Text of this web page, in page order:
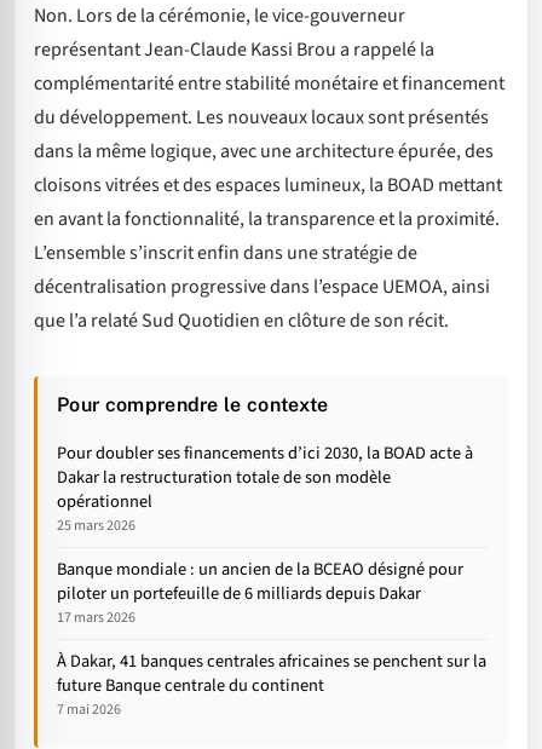
Non. Lors de la cérémonie, le vice-gouverneur
représentant Jean-Claude Kassi Brou a rappelé la
complémentarité entre stabilité monétaire et financement
du développement. Les nouveaux locaux sont présentés
dans la même logique, avec une architecture épurée, des
cloisons vitrées et des espaces lumineux, la BOAD mettant
en avant la fonctionnalité, la transparence et la proximité.
L’ensemble s’inscrit enfin dans une stratégie de
décentralisation progressive dans l’espace UEMOA, ainsi
que l’a relaté Sud Quotidien en clôture de son récit.
Pour comprendre le contexte
Pour doubler ses financements d’ici 2030, la BOAD acte à
Dakar la restructuration totale de son modèle
opérationnel
25 mars 2026
Banque mondiale : un ancien de la BCEAO désigné pour
piloter un portefeuille de 6 milliards depuis Dakar
17 mars 2026
À Dakar, 41 banques centrales africaines se penchent sur la
future Banque centrale du continent
7 mai 2026